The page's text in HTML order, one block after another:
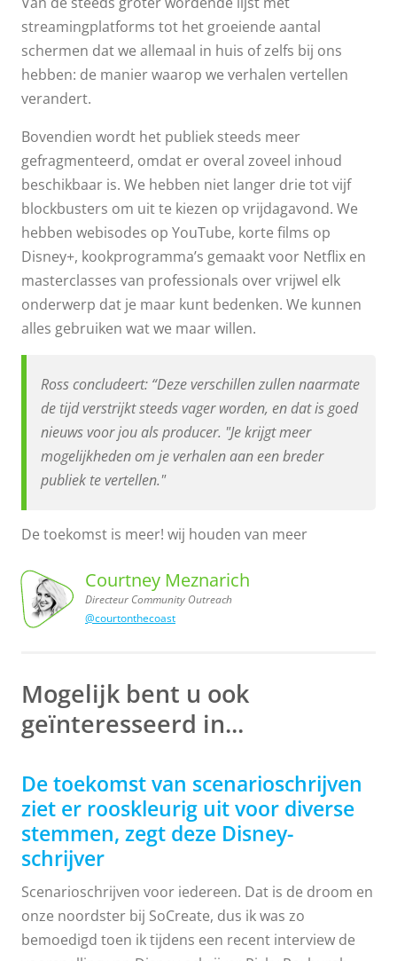
vertellen.”
streamingplatforms tot het groeiende aantal
schermen dat we allemaal in huis of zelfs bij ons
hebben: de manier waarop we verhalen vertellen
verandert.
Bovendien wordt het publiek steeds meer
gefragmenteerd, omdat er overal zoveel inhoud
beschikbaar is. We hebben niet langer drie tot vijf
blockbusters om uit te kiezen op vrijdagavond. We
hebben webisodes op YouTube, korte films op
Disney+, kookprogramma’s gemaakt voor Netflix en
masterclasses van professionals over vrijwel elk
onderwerp dat je maar kunt bedenken. We kunnen
alles gebruiken wat we maar willen.
Ross concludeert: “Deze verschillen zullen naarmate
de tijd verstrijkt steeds vager worden, en dat is goed
nieuws voor jou als producer. "Je krijgt meer
mogelijkheden om je verhalen aan een breder
publiek te vertellen."
De toekomst is meer! wij houden van meer
Courtney
Meznarich,
Directeur
Community
Outreach
Courtney Meznarich
Directeur Community Outreach
@courtonthecoast
Mogelijk bent u ook
geïnteresseerd in...
De toekomst van scenarioschrijven
ziet er rooskleurig uit voor diverse
stemmen, zegt deze Disney-
schrijver
Scenarioschrijven voor iedereen. Dat is de droom en
onze noordster bij SoCreate, dus ik was zo
bemoedigd toen ik tijdens een recent interview de